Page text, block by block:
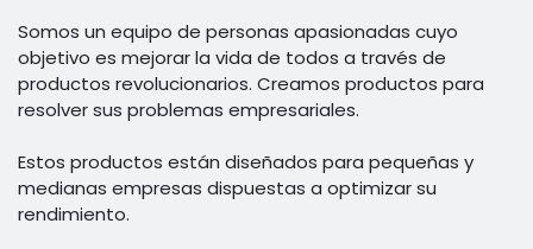
Somos un equipo de personas apasionadas cuyo
objetivo es mejorar la vida de todos a través de
productos revolucionarios. Creamos productos para
resolver sus problemas empresariales.
Estos productos están diseñados para pequeñas y
medianas empresas dispuestas a optimizar su
rendimiento.